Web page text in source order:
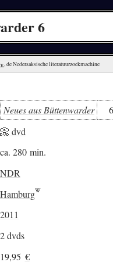
6
, de Nedersaksische literatuurzoekmachine
Neues aus Büttenwarder
6
📀 dvd
ca. 280 min.
NDR
Hamburg
2011
2 dvds
19,95 €